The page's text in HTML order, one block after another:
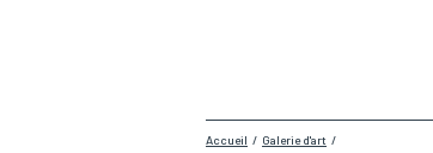
Accueil / Galerie d'art /